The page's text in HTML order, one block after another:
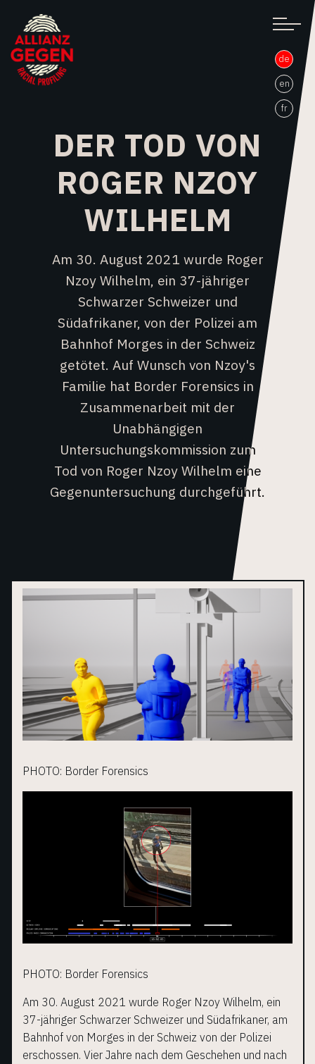
de
en
fr
DIE ALLIANZ
ARBEITSGRUPPEN
DER TOD VON
ROGER NZOY
WILHELM
Am 30. August 2021 wurde Roger
Nzoy Wilhelm, ein 37-jähriger
Schwarzer Schweizer und
Südafrikaner, von der Polizei am
Bahnhof Morges in der Schweiz
getötet. Auf Wunsch von Nzoy's
Familie hat Border Forensics in
Zusammenarbeit mit der
Unabhängigen
Untersuchungskommission zum
Tod von Roger Nzoy Wilhelm eine
Gegenuntersuchung durchgeführt.
PHOTO: Border Forensics
PHOTO: Border Forensics
Am 30. August 2021 wurde Roger Nzoy Wilhelm, ein
37-jähriger Schwarzer Schweizer und Südafrikaner, am
Bahnhof von Morges in der Schweiz von der Polizei
erschossen. Vier Jahre nach dem Geschehen und nach